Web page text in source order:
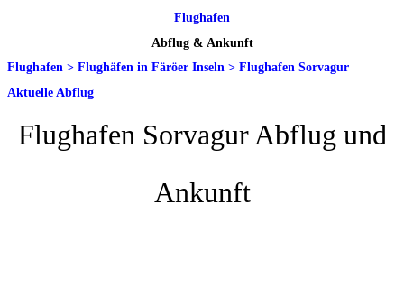
Flughafen
Abflug & Ankunft
Flughafen > Flughäfen in Färöer Inseln > Flughafen Sorvagur
Aktuelle Abflug
Flughafen Sorvagur Abflug und
Ankunft